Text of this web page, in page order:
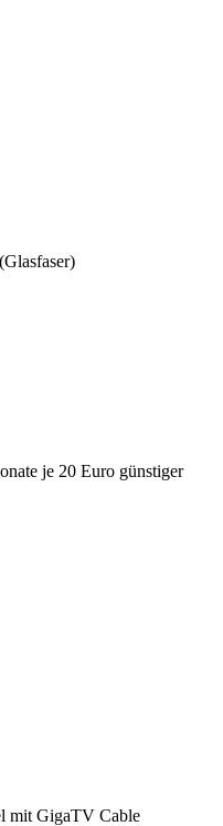
je 20 Euro günstiger
mit GigaTV Cable